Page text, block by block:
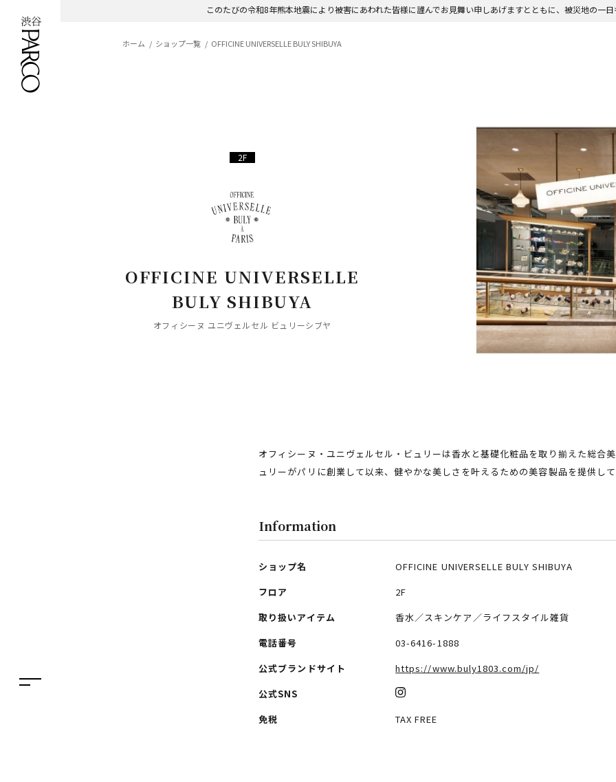
このたびの令和8年熊本地震により被害にあわれた皆様に謹んでお見舞い申しあげますとともに、被災地の一日
ホーム ショップ一覧 OFFICINE UNIVERSELLE BULY SHIBUYA
2F
OFFICINE UNIVERSELLE
BULY SHIBUYA
オフィシーヌ ユニヴェルセル ビュリーシブヤ
オフィシーヌ・ユニヴェルセル・ビュリーは香水と基礎化粧品を取り揃えた総合
ュリーがパリに創業して以来、健やかな美しさを叶えるための美容製品を提供して
Information
ショップ名
OFFICINE UNIVERSELLE BULY SHIBUYA
フロア
2F
取り扱いアイテム
香水／スキンケア／ライフスタイル雑貨
電話番号
03-6416-1888
公式ブランドサイト
https://www.buly1803.com/jp/
公式SNS
免税
TAX FREE